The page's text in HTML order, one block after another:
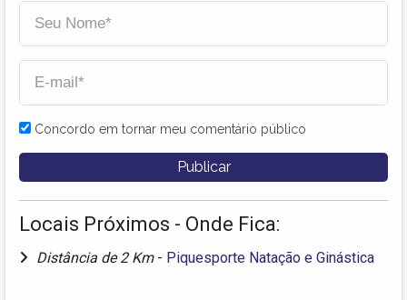
Concordo em tornar meu comentário público
Locais Próximos - Onde Fica:
Distância de 2 Km - Piquesporte Natação e Ginástica